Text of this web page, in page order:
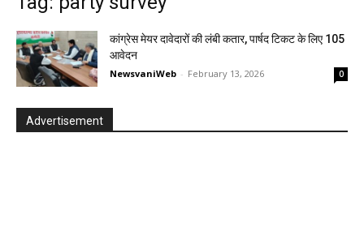
कांग्रेस मेयर दावेदारों की लंबी कतार, पार्षद टिकट के लिए 105
आवेदन
NewsvaniWeb - February 13, 2026 0
Advertisement